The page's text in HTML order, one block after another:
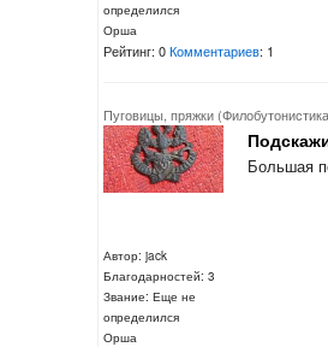
определился
Орша
Рейтинг: 0Комментариев: 1
Пуговицы, пряжки
Автор: jack
Благодарностей: 3
Звание: Еще не
определился
Орша
Большая